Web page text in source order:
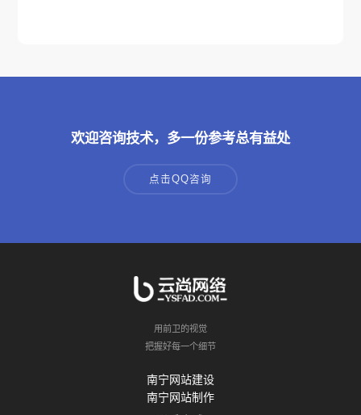
欢迎咨询技术，多一份参考总有益处
点击QQ咨询
用前卫的视觉
把握好每一个细节
南宁网站建设
南宁网站制作